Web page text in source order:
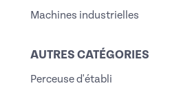
Machines industrielles
AUTRES CATÉGORIES
Perceuse d'établi